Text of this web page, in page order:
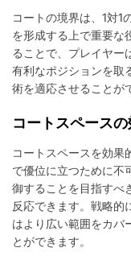
コートの境界は、1対1
を形成する上で重要な
ることで、プレイヤー
有利なポジションを取
術を適応させることが
コートスペース
コートスペースを効果
で優位に立つために不
御することを目指すべ
反応できます。戦略的
はより広い範囲をカバ
とができます。